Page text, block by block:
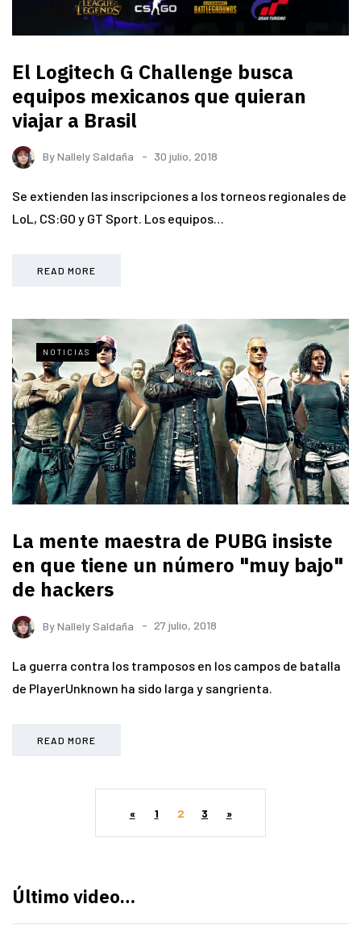
El Logitech G Challenge busca
equipos mexicanos que quieran
viajar a Brasil
ByNallely Saldaña 30 julio, 2018
Se extienden las inscripciones a los torneos regionales de
LoL, CS:GO y GT Sport. Los equipos…
READ MORE
NOTICIAS
La mente maestra de PUBG insiste
en que tiene un número "muy bajo"
de hackers
ByNallely Saldaña 27 julio, 2018
La guerra contra los tramposos en los campos de batalla
de PlayerUnknown ha sido larga y sangrienta.
READ MORE
« 1 2 3 »
Último video…